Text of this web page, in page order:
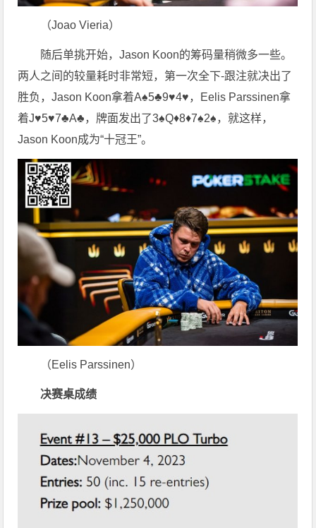
（Joao Vieria）
随后单挑开始，Jason Koon的筹码量稍微多一些。
两人之间的较量耗时非常短，第一次全下-跟注就决出了
胜负，Jason Koon拿着A♠5♣9♥4♥，Eelis Parssinen拿
着J♥5♥7♣A♣，牌面发出了3♠Q♦8♦7♠2♠，就这样，
Jason Koon成为“十冠王”。
（Eelis Parssinen）
决赛桌成绩